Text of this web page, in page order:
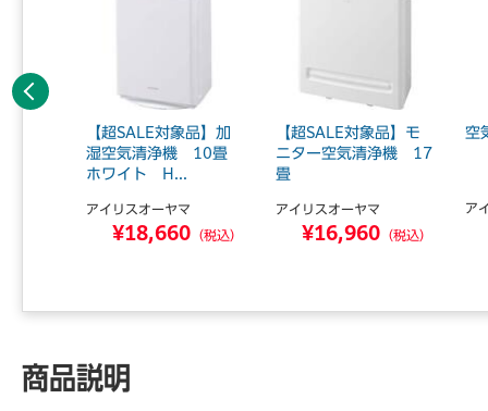
【超SALE対象品】加
湿空気清浄機 10畳
ホワイト H...
アイリスオーヤマ
¥18,660 （税込）
【超SALE対象品】モ
ニター空気清浄機 17
畳
アイリスオーヤマ
¥16,960 （税込）
空
ア
前へ
商品説明